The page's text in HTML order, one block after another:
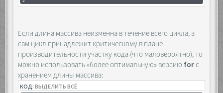
Если длина массива неизменна в течение всего цикла, а
сам цикл принадлежит критическому в плане
производительности участку кода (что маловероятно), то
можно использовать «более оптимальную» версию forс
хранением длины массива:
КОД:ВЫДЕЛИТЬ ВСЁ